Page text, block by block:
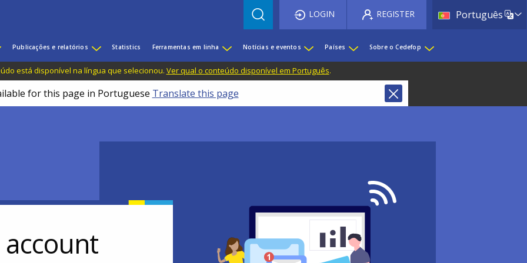
PortuguêsList
LOGIN REGISTER
Publicações e relatórios Statistics Ferramentas em linha Notícias e eventos Países Sobre o Cedefop
está disponível na língua que selecionou. Ver qual o conteúdo disponível em Português.
for this page in Portuguese Translate this page